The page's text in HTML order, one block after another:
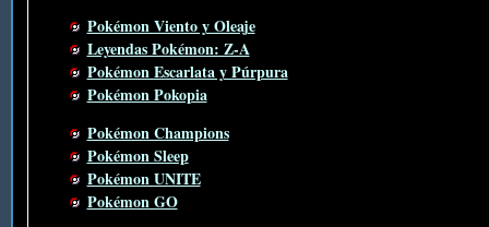
Pokémon Viento y Oleaje
Leyendas Pokémon: Z-A
Pokémon Escarlata y Púrpura
Pokémon Pokopia
Pokémon Champions
Pokémon Sleep
Pokémon UNITE
Pokémon GO